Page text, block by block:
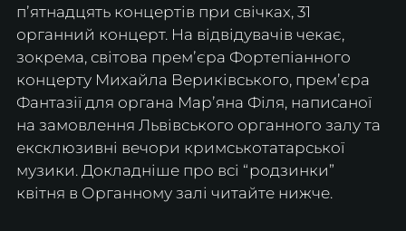
пʼятнадцять концертів при свічках, 31
органний концерт. На відвідувачів чекає,
зокрема, світова премʼєра Фортепіанного
концерту Михайла Вериківського, премʼєра
Фантазії для органа Марʼяна Філя, написаної
на замовлення Львівського органного залу та
ексклюзивні вечори кримськотатарської
музики. Докладніше про всі “родзинки”
квітня в Органному залі читайте нижче.